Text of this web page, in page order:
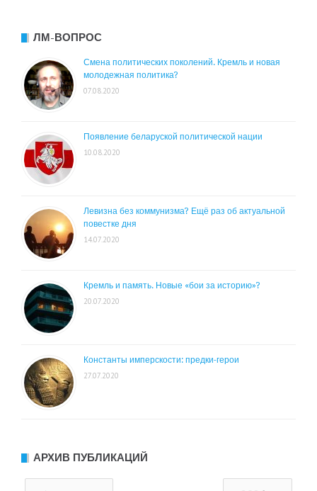
ЛМ-ВОПРОС
Смена политических поколений. Кремль и новая
молодежная политика?
07.08.2020
Появление беларуской политической нации
10.08.2020
Левизна без коммунизма? Ещё раз об актуальной
повестке дня
14.07.2020
Кремль и память. Новые «бои за историю»?
20.07.2020
Константы имперскости: предки-герои
27.07.2020
АРХИВ ПУБЛИКАЦИЙ